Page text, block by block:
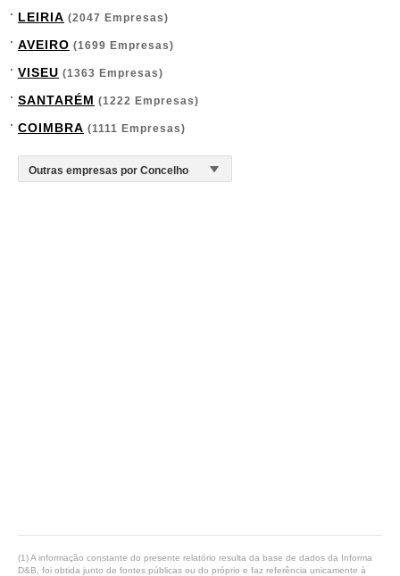
LEIRIA (2047 Empresas)
AVEIRO (1699 Empresas)
VISEU (1363 Empresas)
SANTARÉM (1222 Empresas)
COIMBRA (1111 Empresas)
(1) A informação constante do presente relatório resulta da base de dados da Informa
D&B, foi obtida junto de fontes públicas ou do próprio e faz referência unicamente à